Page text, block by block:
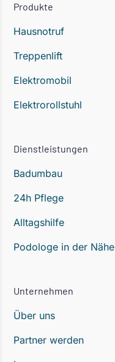
Produkte
Hausnotruf
Treppenlift
Elektromobil
Elektrorollstuhl
Dienstleistungen
Badumbau
24h Pflege
Alltagshilfe
Podologe in der Nähe
Unternehmen
Über uns
Partner werden